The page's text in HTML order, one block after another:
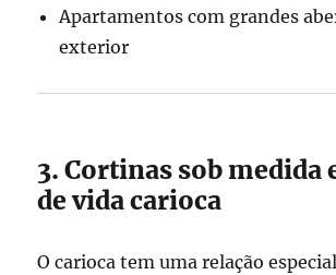
Apartamentos com grandes
exterior
3. Cortinas sob medida
de vida carioca
O carioca tem uma relação